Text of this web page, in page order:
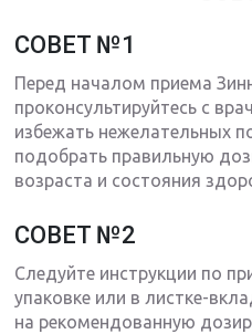
СОВЕТ №1
Перед началом приема
проконсультируйтесь с
избежать нежелательных
подобрать правильную
возраста и состояния
СОВЕТ №2
Следуйте инструкции по
упаковке или в листке-
на рекомендованную